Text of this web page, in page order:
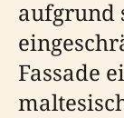
aufgrund
Fassade